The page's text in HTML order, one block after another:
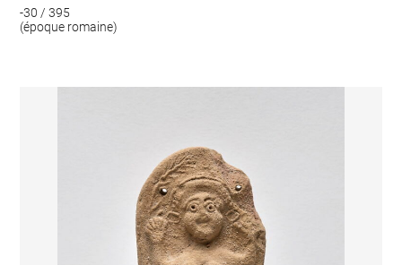
-30 / 395
(époque romaine)